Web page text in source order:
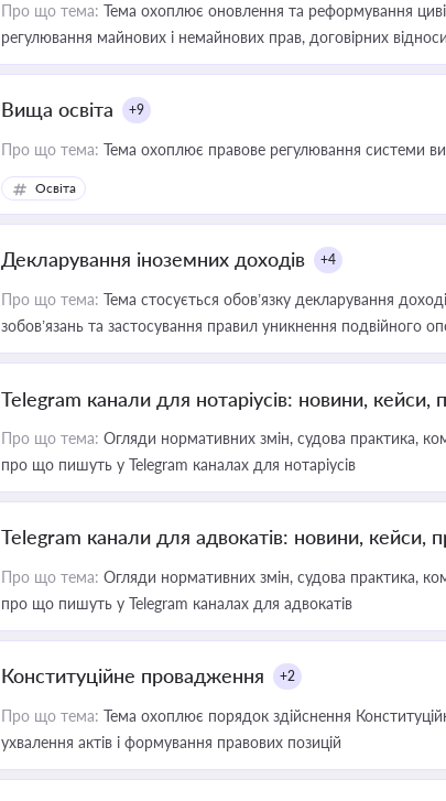
Про що тема: Тема охоплює оновлення та реформування
регулювання майнових і немайнових прав, договірних
Вища освіта +9
Про що тема: Тема охоплює правове регулювання системи
Освіта
Декларування іноземних доходів +4
Про що тема: Тема стосується обов’язку декларування
зобов’язань та застосування правил уникнення подвійного
Telegram канали для нотаріусів: новини, кейси,
Про що тема: Огляди нормативних змін, судова практика,
про що пишуть у Telegram каналах для нотаріусів
Telegram канали для адвокатів: новини, кейси,
Про що тема: Огляди нормативних змін, судова практика,
про що пишуть у Telegram каналах для адвокатів
Конституційне провадження +2
Про що тема: Тема охоплює порядок здійснення
ухвалення актів і формування правових позицій